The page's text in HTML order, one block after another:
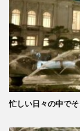
忙しい日々の中で